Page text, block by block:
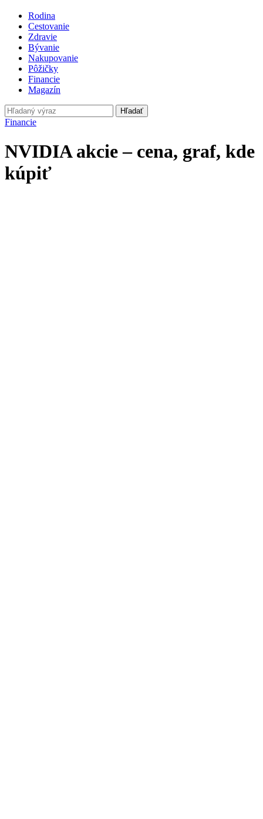
Rodina
Cestovanie
Zdravie
Bývanie
Nakupovanie
Pôžičky
Financie
Magazín
Hľadať
Financie
NVIDIA akcie – cena, graf, kde
kúpiť